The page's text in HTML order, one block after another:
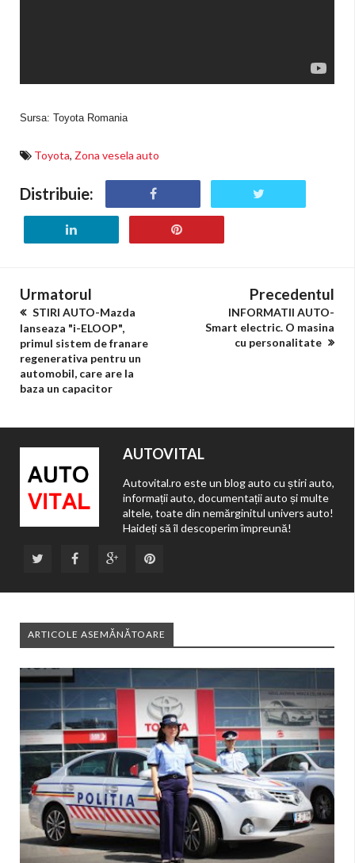
Sursa: Toyota Romania
Toyota, Zona vesela auto
Distribuie:
Urmatorul
STIRI AUTO-Mazda
lanseaza "i-ELOOP",
primul sistem de franare
regenerativa pentru un
automobil, care are la
baza un capacitor
Precedentul
INFORMATII AUTO-
Smart electric. O masina
cu personalitate
AUTOVITAL
Autovital.ro este un blog auto cu știri auto,
informații auto, documentații auto și multe
altele, toate din nemărginitul univers auto!
Haideți să îl descoperim împreună!
ARTICOLE ASEMĂNĂTOARE